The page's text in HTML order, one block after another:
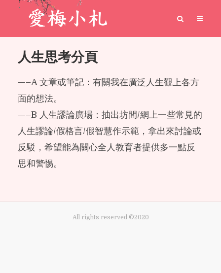
人生思考分頁
—–A 文章或筆記：有關我在廣泛人生觀上各方
面的想法。
—–B 人生謬論廣場：抽出坊間/網上一些常見的
人生謬論/假格言/假智慧作示範，拿出來討論或
反駁，希望能為關心全人教育者提供多一點反
思和警惕。
All rights reserved ©2020